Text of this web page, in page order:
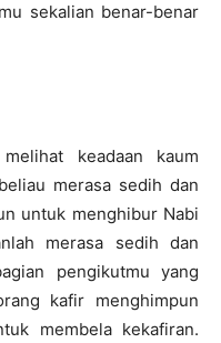
sekalian benar-benar
keadaan kaum
merasa sedih dan
untuk menghibur Nabi
merasa sedih dan
pengikutmu yang
kafir menghimpun
membela kekafiran.